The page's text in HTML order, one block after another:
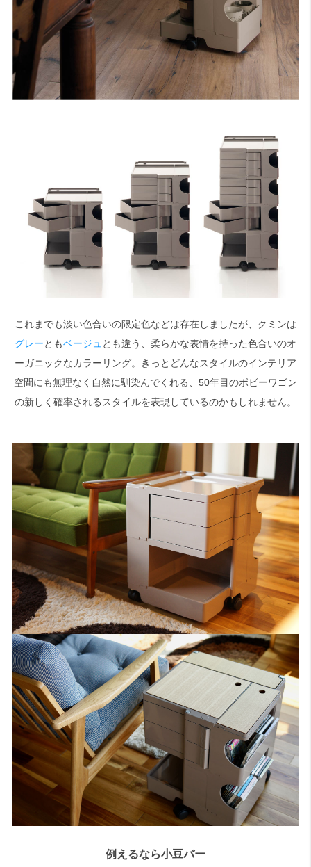
これまでも淡い色合いの限定色などは存在しましたが、クミンは
グレーともベージュ とも違う、柔らかな表情を持った色合いのオ
ーガニックなカラーリング。きっとどんなスタイルのインテリア
空間にも無理なく自然に馴染んでくれる、50年目のボビーワゴン
の新しく確率されるスタイルを表現しているのかもしれません。
例えるなら小豆バー